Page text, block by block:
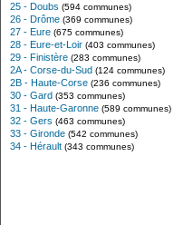
25 - Doubs (594 communes)
26 - Drôme (369 communes)
27 - Eure (675 communes)
28 - Eure-et-Loir (403 communes)
29 - Finistère (283 communes)
2A - Corse-du-Sud (124 communes)
2B - Haute-Corse (236 communes)
30 - Gard (353 communes)
31 - Haute-Garonne (589 communes)
32 - Gers (463 communes)
33 - Gironde (542 communes)
34 - Hérault (343 communes)